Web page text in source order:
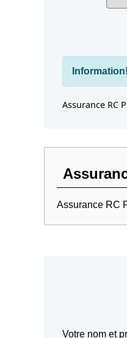
Information!
Assurance RC
Assurance RC
Votre nom et